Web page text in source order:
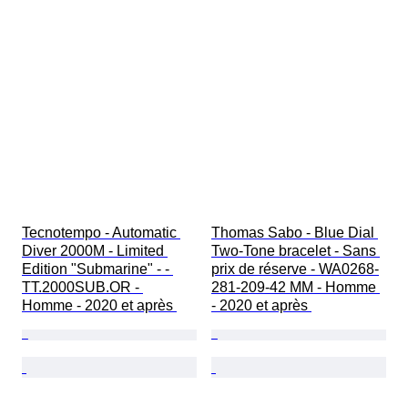
Tecnotempo - Automatic
Diver 2000M - Limited
Edition "Submarine" - -
TT.2000SUB.OR -
Homme - 2020 et après
Thomas Sabo - Blue Dial
Two-Tone bracelet - Sans
prix de réserve - WA0268-
281-209-42 MM - Homme
- 2020 et après